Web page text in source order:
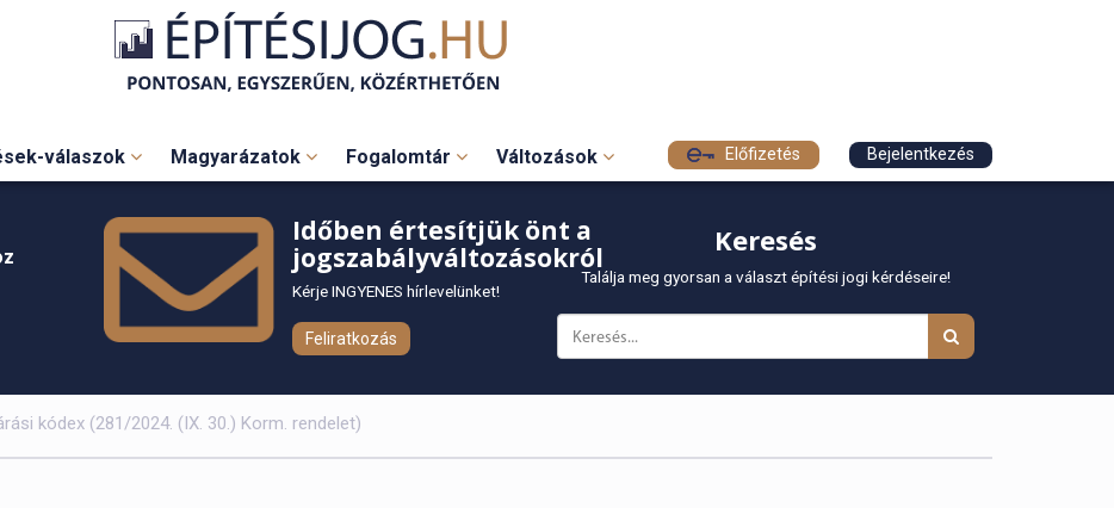
válaszok Magyarázatok Fogalomtár Változások Előfizetés Bejelentkezés
Időben értesítjük önt a
jogszabályváltozásokról
Kérje INGYENES hírlevelünket!
Feliratkozás
Keresés
Találja meg gyorsan a választ építési jogi kérdéseire!
kódex (281/2024. (IX. 30.) Korm. rendelet)